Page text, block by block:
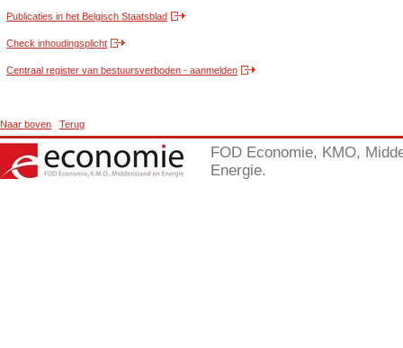
Publicaties in het Belgisch Staatsblad
Check inhoudingsplicht
Centraal register van bestuursverboden - aanmelden
Naar boven Terug
FOD Economie, KMO,
Energie.